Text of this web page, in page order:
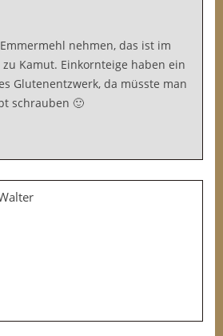
nehmen, das ist im
Kamut. Einkornteige haben ein
Glutenentzwerk, da müsste man
schrauben 🙂